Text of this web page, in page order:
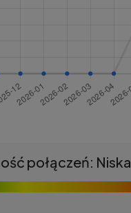
połączeń: Niska